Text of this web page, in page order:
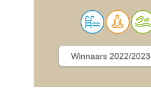
Winnaars 2022/2023